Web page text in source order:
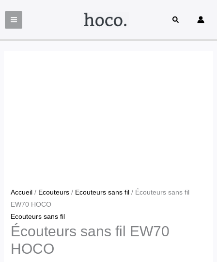
contenu
Rechercher
Accueil/ Ecouteurs/ Ecouteurs sans fil/ Écouteurs sans fil
EW70 HOCO
Ecouteurs sans fil
Écouteurs sans fil EW70
HOCO
de
Écouteurs
sans
sans
fil